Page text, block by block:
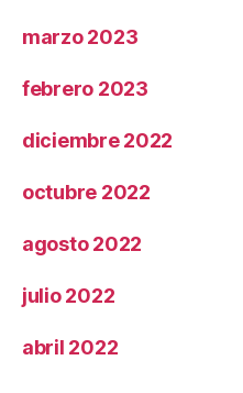
marzo 2023
febrero 2023
diciembre 2022
octubre 2022
agosto 2022
julio 2022
abril 2022